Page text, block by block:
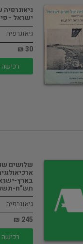
ישראל -
גיאוגרפיה
30 ₪
רכישה
שלושים
בארץ-
תש"ח-
גיאוגרפיה
245 ₪
רכישה